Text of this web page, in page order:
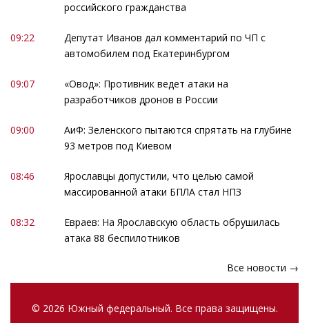
российского гражданства
09:22
Депутат Иванов дал комментарий по ЧП с
автомобилем под Екатеринбургом
09:07
«Овод»: Противник ведет атаки на
разработчиков дронов в России
09:00
АиФ: Зеленского пытаются спрятать на глубине
93 метров под Киевом
08:46
Ярославцы допустили, что целью самой
массированной атаки БПЛА стал НПЗ
08:32
Евраев: На Ярославскую область обрушилась
атака 88 беспилотников
Все новости →
© 2026 Южный федеральный. Все права защищены.